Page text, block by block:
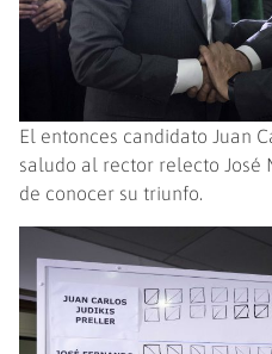
El entonces candidato Juan
saludo al rector relecto José
de conocer su triunfo.